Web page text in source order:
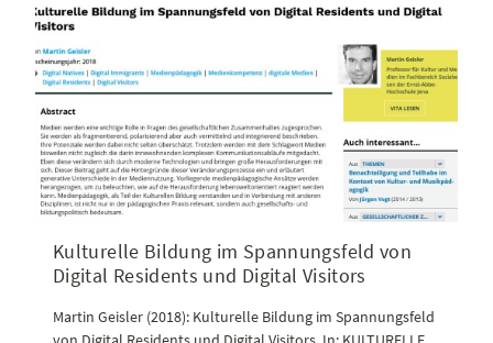
Kulturelle Bildung im Spannungsfeld von
Digital Residents und Digital Visitors
Martin Geisler (2018): Kulturelle Bildung im Spannungsfeld